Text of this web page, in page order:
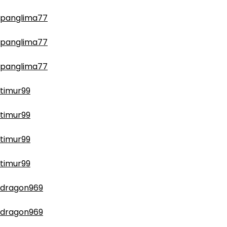
panglima77
panglima77
panglima77
timur99
timur99
timur99
timur99
dragon969
dragon969